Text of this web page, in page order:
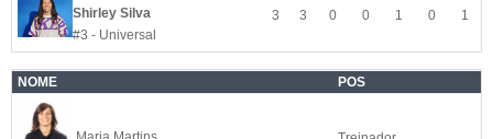
Shirley Silva
#3 - Universal
3 3 0 0 1 0 1
NOME POS